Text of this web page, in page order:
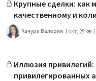
Крупные сделки: как
качественному и
Качура Валерия 1 окт, 25
Иллюзия
привилегированных